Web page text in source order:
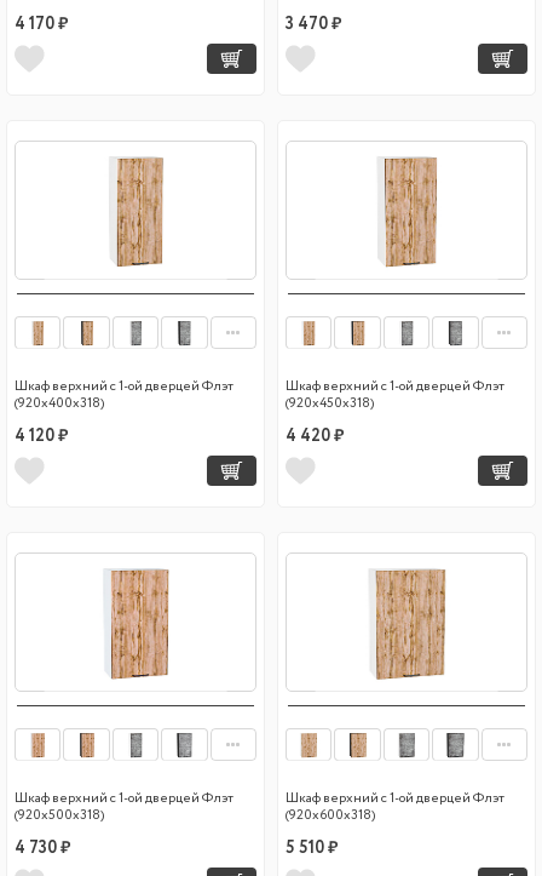
4 170 ₽ 3 470 ₽
Шкаф верхний с 1-ой дверцей Флэт
(920х400х318)
4 120 ₽
Шкаф верхний с 1-ой дверцей Флэт
(920х450х318)
4 420 ₽
Шкаф верхний с 1-ой дверцей Флэт
(920х500х318)
4 730 ₽
Шкаф верхний с 1-ой дверцей Флэт
(920х600х318)
5 510 ₽